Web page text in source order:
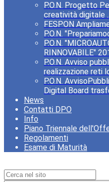
P.O.N. Progetto
creatività digitale
FESPON
P.O.N.
P.O.N.
RINNOVABILE"
P.O.N. Avviso
realizzazione reti
P.O.N.
Digital Board
News
Contatti DPO
Info
Piano Triennale
Regolamenti
Esame di Maturità